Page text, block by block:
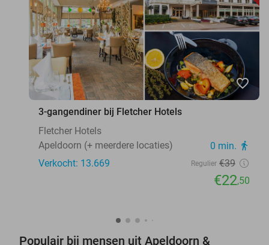
favorite_border
3-gangendiner bij Fletcher Hotels
Fletcher Hotels
Apeldoorn (+ meerdere locaties)
0 min. directions_walk
Verkocht: 13.669 Regulier €39
€22,50
Populair bij mensen uit Apeldoorn &